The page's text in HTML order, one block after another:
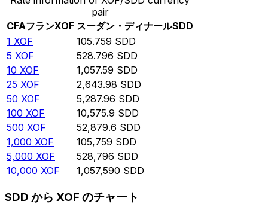
pair
CFAフランXOF スーダン・ディナールSDD
1 XOF 105.759 SDD
5 XOF 528.796 SDD
10 XOF 1,057.59 SDD
25 XOF 2,643.98 SDD
50 XOF 5,287.96 SDD
100 XOF 10,575.9 SDD
500 XOF 52,879.6 SDD
1,000 XOF 105,759 SDD
5,000 XOF 528,796 SDD
10,000 XOF 1,057,590 SDD
SDD から XOF のチャート